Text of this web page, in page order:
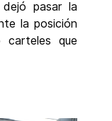
pasar la
la posición
carteles que